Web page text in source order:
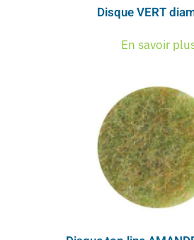
Disque VERT
En savoir